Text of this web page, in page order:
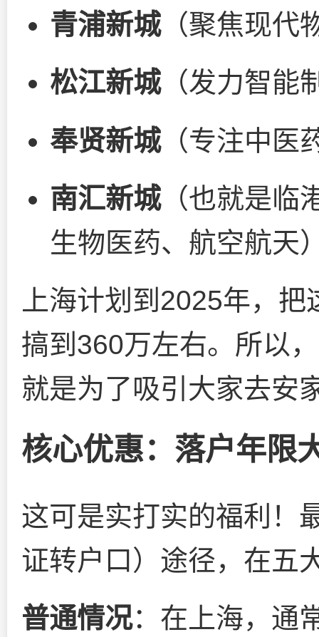
青浦新城（聚焦现代
松江新城（发力智能
奉贤新城（专注中医
南汇新城（也就是临
生物医药、航空航天
上海计划到2025年，
搞到360万左右。所以
就是为了吸引大家去安
核心优惠：落户年限
这可是实打实的福利！
证转户口）途径，在五
普通情况：在上海，通